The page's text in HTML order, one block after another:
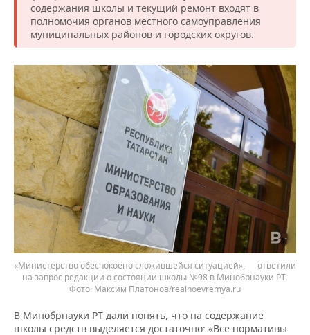
содержания школы и текущий ремонт входят в
полномочия органов местного самоуправления
муниципальных районов и городских округов.
«Министерство обеспокоено сложившейся ситуацией», — ответили
на запрос редакции о состоянии школы №98 в Минобрнауки РТ.
Фото: Максим Платонов/realnoevremya.ru
В Минобрнауки РТ дали понять, что на содержание
школы средств выделяется достаточно: «Все нормативы